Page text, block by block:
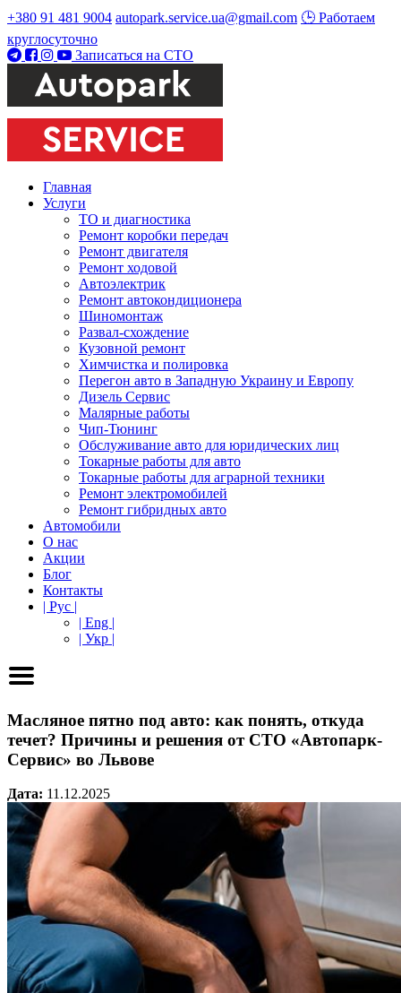
+380 91 481 9004 autopark.service.ua@gmail.com 🕒 Работаем
круглосуточно
Записаться на СТО
Главная
Услуги
ТО и диагностика
Ремонт коробки передач
Ремонт двигателя
Ремонт ходовой
Автоэлектрик
Ремонт автокондиционера
Шиномонтаж
Развал-схождение
Кузовной ремонт
Химчистка и полировка
Перегон авто в Западную Украину и Европу
Дизель Сервис
Малярные работы
Чип-Тюнинг
Обслуживание авто для юридических лиц
Токарные работы для авто
Токарные работы для аграрной техники
Ремонт электромобилей
Ремонт гибридных авто
Автомобили
О нас
Акции
Блог
Контакты
| Рус |
| Eng |
| Укр |
Масляное пятно под авто: как понять, откуда
течет? Причины и решения от СТО «Автопарк-
Сервис» во Львове
Дата: 11.12.2025